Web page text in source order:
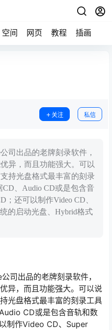
空间 网页 教程 插画
关注 私信
司出品的老牌刻录软件，
异，而且功能强大。可以
持光盘格式最丰富的刻录
、Audio CD或是包含音
；还可以制作Video CD、
的启动光盘、Hybrid格式
出品的老牌刻录软件，
异，而且功能强大。可以说
光盘格式最丰富的刻录工具
CD或是包含音轨和数
制作Video CD、Super